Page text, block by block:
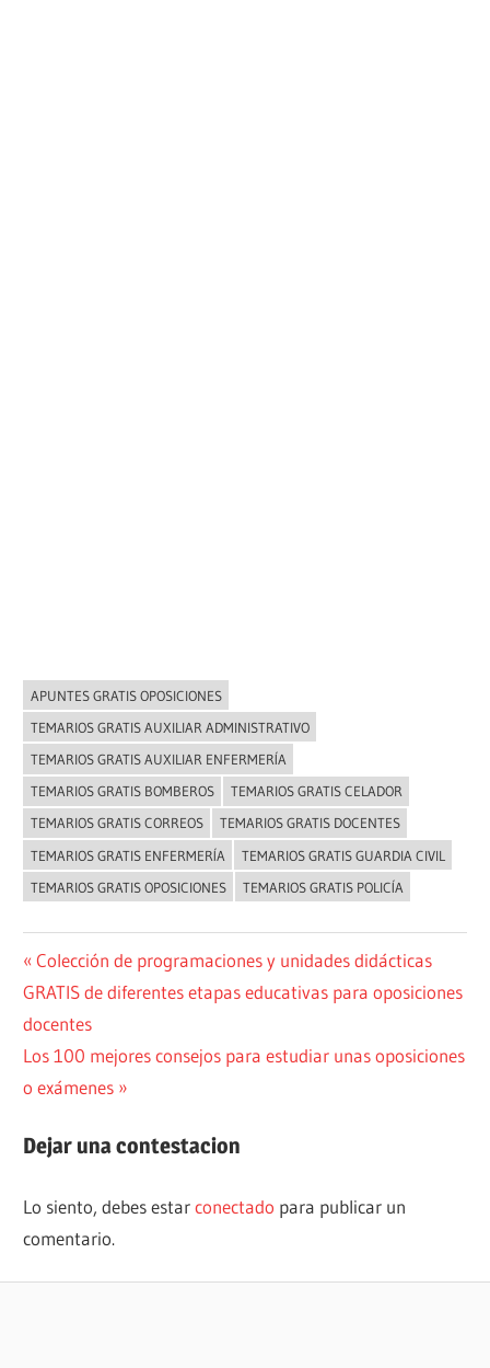
NOVEDADES
APUNTES GRATIS OPOSICIONES
TEMARIOS GRATIS AUXILIAR ADMINISTRATIVO
TEMARIOS GRATIS AUXILIAR ENFERMERÍA
TEMARIOS GRATIS BOMBEROS
TEMARIOS GRATIS CELADOR
TEMARIOS GRATIS CORREOS
TEMARIOS GRATIS DOCENTES
TEMARIOS GRATIS ENFERMERÍA
TEMARIOS GRATIS GUARDIA CIVIL
TEMARIOS GRATIS OPOSICIONES
TEMARIOS GRATIS POLICÍA
Navegación
de
entradas
Entrada
anterior:
Colección de programaciones y unidades didácticas
GRATIS de diferentes etapas educativas para oposiciones
docentes
Siguiente
entrada:
Los 100 mejores consejos para estudiar unas oposiciones
o exámenes
Dejar una contestacion
Lo siento, debes estarconectado para publicar un
comentario.